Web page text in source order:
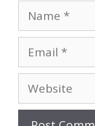
Name
Email
Website